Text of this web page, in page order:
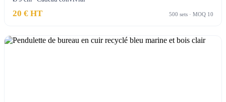
20 € HT 500 sets · MOQ 10